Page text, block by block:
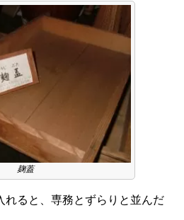
麹蓋
れると、専務とずらりと並んだ